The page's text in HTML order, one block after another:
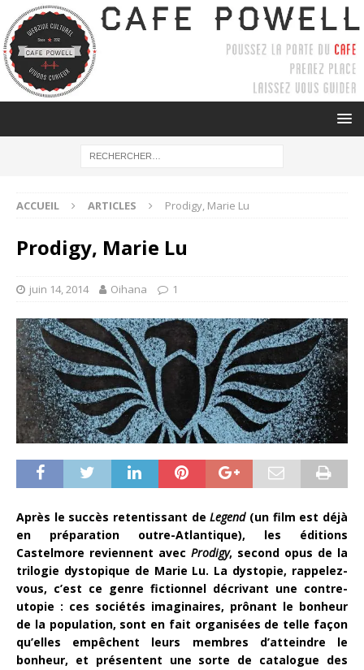
ACCUEIL ARTICLES Prodigy, Marie Lu
Prodigy, Marie Lu
juin 14, 2014 Oihana 1
Après le succès retentissant deLegend(un film est déjà
en préparation outre-Atlantique), les éditions
Castelmore reviennent avec Prodigy, second opus de la
trilogie dystopique de Marie Lu. La dystopie, rappelez-
vous, c’est ce genre fictionnel décrivant une contre-
utopie : ces sociétés imaginaires, prônant le bonheur
de la population, sont en fait organisées de telle façon
qu’elles empêchent leurs membres d’atteindre le
bonheur, et présentent une sorte de catalogue des